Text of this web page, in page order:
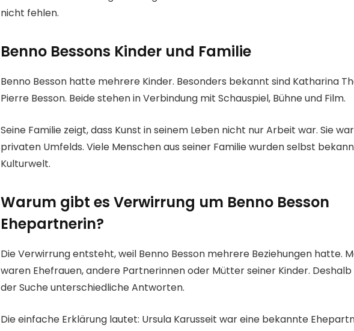
nicht fehlen.
Benno Bessons Kinder und Familie
Benno Besson hatte mehrere Kinder. Besonders bekannt sind Katharina
Pierre Besson. Beide stehen in Verbindung mit Schauspiel, Bühne und Film.
Seine Familie zeigt, dass Kunst in seinem Leben nicht nur Arbeit war. Sie
privaten Umfelds. Viele Menschen aus seiner Familie wurden selbst
Kulturwelt.
Warum gibt es Verwirrung um Benno Besson
Ehepartnerin?
Die Verwirrung entsteht, weil Benno Besson mehrere Beziehungen hatte.
waren Ehefrauen, andere Partnerinnen oder Mütter seiner Kinder.
der Suche unterschiedliche Antworten.
Die einfache Erklärung lautet: Ursula Karusseit war eine bekannte